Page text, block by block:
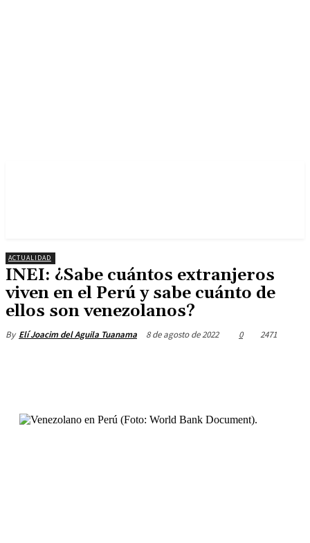
ACTUALIDAD
INEI: ¿Sabe cuántos extranjeros
viven en el Perú y sabe cuánto de
ellos son venezolanos?
By Elí Joacim del Aguila Tuanama 8 de agosto de 2022 0 2471